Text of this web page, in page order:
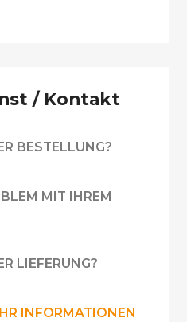
/ Kontakt
BESTELLUNG?
MIT IHREM
LIEFERUNG?
INFORMATIONEN